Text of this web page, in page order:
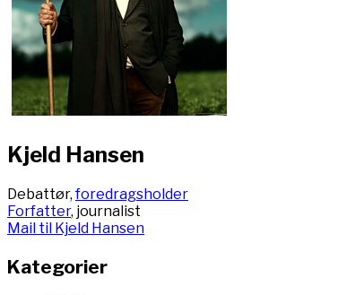
Kjeld Hansen
Debattør,foredragsholder
Forfatter, journalist
Mail til Kjeld Hansen
Kategorier